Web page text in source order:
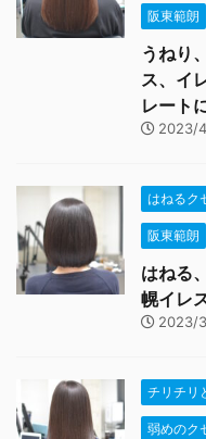
阪東範朗
うねり
ス、イ
レート
2023/
はねるク
阪東範朗
はねる
幌イレ
2023/
チリチリ
弱めのク